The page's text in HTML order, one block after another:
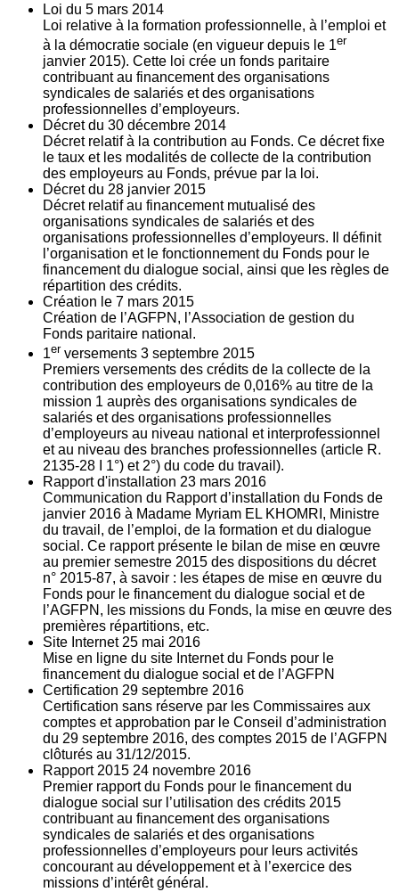
Loi du 5 mars 2014
Loi relative à la formation professionnelle, à l’emploi et
à la démocratie sociale (en vigueur depuis le 1er
janvier 2015). Cette loi crée un fonds paritaire
contribuant au financement des organisations
syndicales de salariés et des organisations
professionnelles d’employeurs.
Décret du 30 décembre 2014
Décret relatif à la contribution au Fonds. Ce décret fixe
le taux et les modalités de collecte de la contribution
des employeurs au Fonds, prévue par la loi.
Décret du 28 janvier 2015
Décret relatif au financement mutualisé des
organisations syndicales de salariés et des
organisations professionnelles d’employeurs. Il définit
l’organisation et le fonctionnement du Fonds pour le
financement du dialogue social, ainsi que les règles de
répartition des crédits.
Création le 7 mars 2015
Création de l’AGFPN, l’Association de gestion du
Fonds paritaire national.
1er versements 3 septembre 2015
Premiers versements des crédits de la collecte de la
contribution des employeurs de 0,016% au titre de la
mission 1 auprès des organisations syndicales de
salariés et des organisations professionnelles
d’employeurs au niveau national et interprofessionnel
et au niveau des branches professionnelles (article R.
2135‐28 I 1°) et 2°) du code du travail).
Rapport d'installation 23 mars 2016
Communication du Rapport d’installation du Fonds de
janvier 2016 à Madame Myriam EL KHOMRI, Ministre
du travail, de l’emploi, de la formation et du dialogue
social. Ce rapport présente le bilan de mise en œuvre
au premier semestre 2015 des dispositions du décret
n° 2015-87, à savoir : les étapes de mise en œuvre du
Fonds pour le financement du dialogue social et de
l’AGFPN, les missions du Fonds, la mise en œuvre des
premières répartitions, etc.
Site Internet 25 mai 2016
Mise en ligne du site Internet du Fonds pour le
financement du dialogue social et de l’AGFPN
Certification 29 septembre 2016
Certification sans réserve par les Commissaires aux
comptes et approbation par le Conseil d’administration
du 29 septembre 2016, des comptes 2015 de l’AGFPN
clôturés au 31/12/2015.
Rapport 2015 24 novembre 2016
Premier rapport du Fonds pour le financement du
dialogue social sur l’utilisation des crédits 2015
contribuant au financement des organisations
syndicales de salariés et des organisations
professionnelles d’employeurs pour leurs activités
concourant au développement et à l’exercice des
missions d’intérêt général.